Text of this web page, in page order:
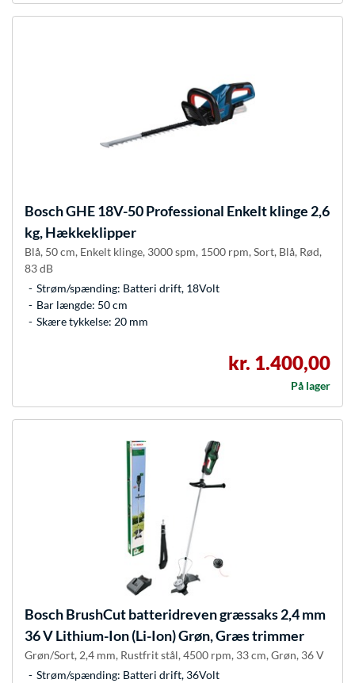
BoschGHE 18V-50 Professional Enkelt klinge 2,6
kg, Hækkeklipper
Blå, 50 cm, Enkelt klinge, 3000 spm, 1500 rpm, Sort, Blå, Rød,
83 dB
Strøm/spænding: Batteri drift, 18Volt
Bar længde: 50 cm
Skære tykkelse: 20 mm
kr. 1.400,00
På lager
BoschBrushCut batteridreven græssaks 2,4 mm
36 V Lithium-Ion (Li-Ion) Grøn, Græs trimmer
Grøn/Sort, 2,4 mm, Rustfrit stål, 4500 rpm, 33 cm, Grøn, 36 V
Strøm/spænding: Batteri drift, 36Volt